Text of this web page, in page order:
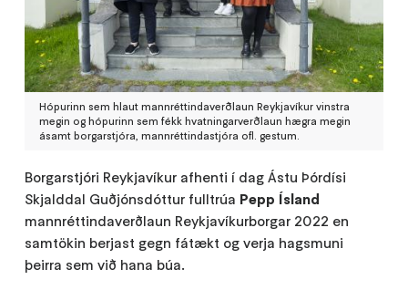
Hópurinn sem hlaut mannréttindaverðlaun Reykjavíkur vinstra
megin og hópurinn sem fékk hvatningarverðlaun hægra megin
ásamt borgarstjóra, mannréttindastjóra ofl. gestum.
Borgarstjóri Reykjavíkur afhenti í dag Ástu Þórdísi
Skjalddal Guðjónsdóttur fulltrúa Pepp Ísland
mannréttindaverðlaun Reykjavíkurborgar 2022 en
samtökin berjast gegn fátækt og verja hagsmuni
þeirra sem við hana búa.